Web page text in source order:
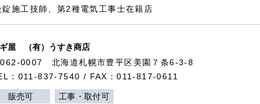
施工技師、第2種電気工事士在籍店
屋 （有）うすき商店
0007 北海道札幌市豊平区美園７条6-3-8
：011-837-7540 / FAX：011-817-0611
販売可 工事・取付可